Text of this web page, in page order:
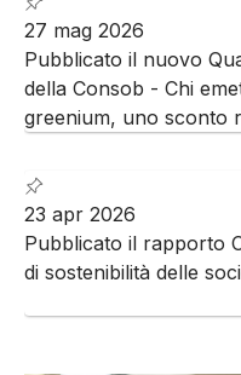
27 mag 2026
Pubblicato il nuovo
della Consob - Chi
greenium, uno sconto
23 apr 2026
Pubblicato il rapporto
di sostenibilità delle